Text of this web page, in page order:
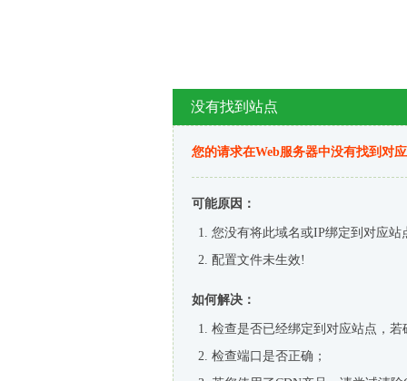
没有找到站点
您的请求在Web服务器中没有找到对
可能原因：
您没有将此域名或IP绑定到对应站
配置文件未生效!
如何解决：
检查是否已经绑定到对应站点，
检查端口是否正确；